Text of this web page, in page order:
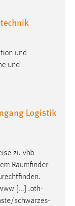
und
und
Logistik
zu vhb
Raumfinder
[...] .oth-
schwarzes-
Media